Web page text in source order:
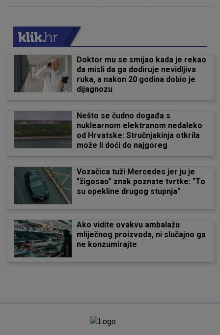
Doktor mu se smijao kada je rekao
da misli da ga dodiruje nevidljiva
ruka, a nakon 20 godina dobio je
dijagnozu
Nešto se čudno događa s
nuklearnom elektranom nedaleko
od Hrvatske: Stručnjakinja otkrila
može li doći do najgoreg
Vozačica tuži Mercedes jer ju je
"žigosao" znak poznate tvrtke: "To
su opekline drugog stupnja"
Ako vidite ovakvu ambalažu
mliječnog proizvoda, ni slučajno ga
ne konzumirajte